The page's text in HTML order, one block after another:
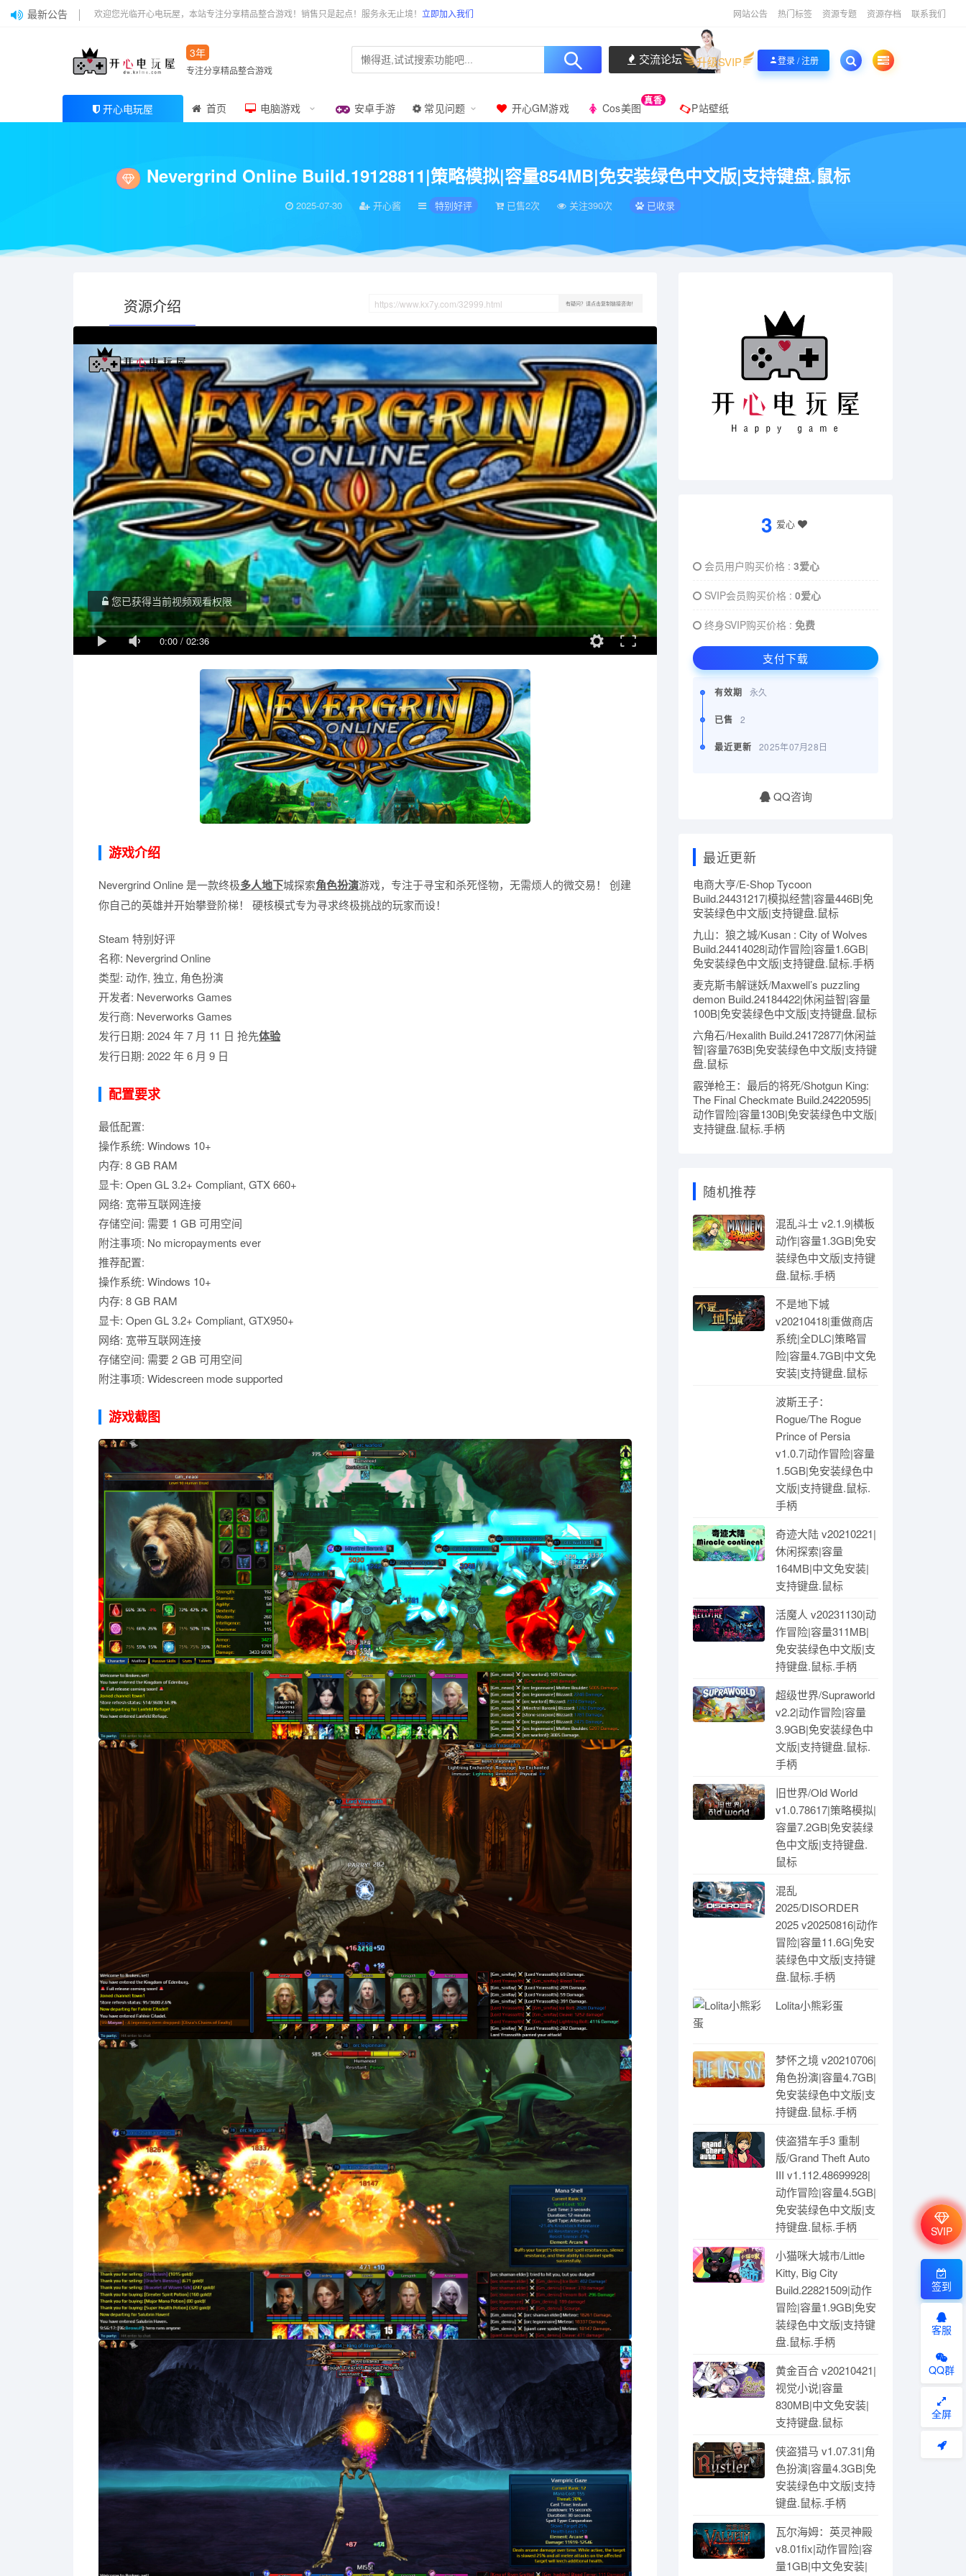
最新公告 欢迎您光临开心电玩屋，本站专注分享精品整合游戏！销售只是起点！服务永无止境！ 立即加入我们 网站公告 热门标签 资源专题 资源存档 联系我们
3年
专注分享精品整合游戏
交流论坛 升级SVIP 登录 / 注册
开心电玩屋 首页 电脑游戏 安卓手游 常见问题 开心GM游戏 Cos美图
真香
P站壁纸
开心电玩屋 > 特别好评 >Nevergrind Online Build.19128811|策略模拟|容量854MB|免安装绿色中文版|支持键盘.鼠标
Nevergrind Online Build.19128811|策略模拟|容量854MB|免安装绿色中文版|支持键盘.鼠标
2025-07-30 开心酱 特别好评 已售2次 关注390次 已收录
资源介绍 有疑问？请点击复制链接咨询！
0:00/02:36
您已获得当前视频观看权限
游戏介绍
Nevergrind Online 是一款终极多人地下城探索角色扮演游戏，专注于寻宝和杀死怪物，无需烦人的微交易！ 创建
你自己的英雄并开始攀登阶梯！ 硬核模式专为寻求终极挑战的玩家而设！
Steam 特别好评
名称: Nevergrind Online
类型: 动作, 独立, 角色扮演
开发者: Neverworks Games
发行商: Neverworks Games
发行日期: 2024 年 7 月 11 日 抢先体验
发行日期: 2022 年 6 月 9 日
配置要求
最低配置:
操作系统: Windows 10+
内存: 8 GB RAM
显卡: Open GL 3.2+ Compliant, GTX 660+
网络: 宽带互联网连接
存储空间: 需要 1 GB 可用空间
附注事项: No micropayments ever
推荐配置:
操作系统: Windows 10+
内存: 8 GB RAM
显卡: Open GL 3.2+ Compliant, GTX950+
网络: 宽带互联网连接
存储空间: 需要 2 GB 可用空间
附注事项: Widescreen mode supported
游戏截图
3 爱心
会员用户购买价格 :3爱心
SVIP会员购买价格 :0爱心
终身SVIP购买价格 :免费
支付下载
有效期 永久
已售 2
最近更新 2025年07月28日
QQ咨询
最近更新
电商大亨/E-Shop Tycoon
Build.24431217|模拟经营|容量446B|免
安装绿色中文版|支持键盘.鼠标
九山：狼之城/Kusan : City of Wolves
Build.24414028|动作冒险|容量1.6GB|
免安装绿色中文版|支持键盘.鼠标.手柄
麦克斯韦解谜妖/Maxwell’s puzzling
demon Build.24184422|休闲益智|容量
100B|免安装绿色中文版|支持键盘.鼠标
六角石/Hexalith Build.24172877|休闲益
智|容量763B|免安装绿色中文版|支持键
盘.鼠标
霰弹枪王：最后的将死/Shotgun King:
The Final Checkmate Build.24220595|
动作冒险|容量130B|免安装绿色中文版|
支持键盘.鼠标.手柄
随机推荐
混乱斗士 v2.1.9|横板
动作|容量1.3GB|免安
装绿色中文版|支持键
盘.鼠标.手柄
不是地下城
v20210418|重做商店
系统|全DLC|策略冒
险|容量4.7GB|中文免
安装|支持键盘.鼠标
波斯王子：
Rogue/The Rogue
Prince of Persia
v1.0.7|动作冒险|容量
1.5GB|免安装绿色中
文版|支持键盘.鼠标.
手柄
奇迹大陆 v20210221|
休闲探索|容量
164MB|中文免安装|
支持键盘.鼠标
活魔人 v20231130|动
作冒险|容量311MB|
免安装绿色中文版|支
持键盘.鼠标.手柄
超级世界/Supraworld
v2.2|动作冒险|容量
3.9GB|免安装绿色中
文版|支持键盘.鼠标.
手柄
旧世界/Old World
v1.0.78617|策略模拟|
容量7.2GB|免安装绿
色中文版|支持键盘.
鼠标
混乱
2025/DISORDER
2025 v20250816|动作
冒险|容量11.6G|免安
装绿色中文版|支持键
盘.鼠标.手柄
Lolita小熊彩蛋
梦怀之境 v20210706|
角色扮演|容量4.7GB|
免安装绿色中文版|支
持键盘.鼠标.手柄
侠盗猎车手3 重制
版/Grand Theft Auto
III v1.112.48699928|
动作冒险|容量4.5GB|
免安装绿色中文版|支
持键盘.鼠标.手柄
小猫咪大城市/Little
Kitty, Big City
Build.22821509|动作
冒险|容量1.9GB|免安
装绿色中文版|支持键
盘.鼠标.手柄
黄金百合 v20210421|
视觉小说|容量
830MB|中文免安装|
支持键盘.鼠标
侠盗猎马 v1.07.31|角
色扮演|容量4.3GB|免
安装绿色中文版|支持
键盘.鼠标.手柄
瓦尔海姆：英灵神殿
v8.01fix|动作冒险|容
量1GB|中文免安装|
SVIP
签到
客服
QQ群
全屏